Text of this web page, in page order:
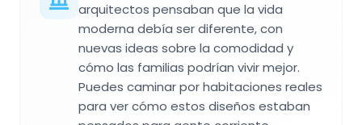
arquitectos pensaban que la vida
moderna debía ser diferente, con
nuevas ideas sobre la comodidad y
cómo las familias podrían vivir mejor.
Puedes caminar por habitaciones reales
para ver cómo estos diseños estaban